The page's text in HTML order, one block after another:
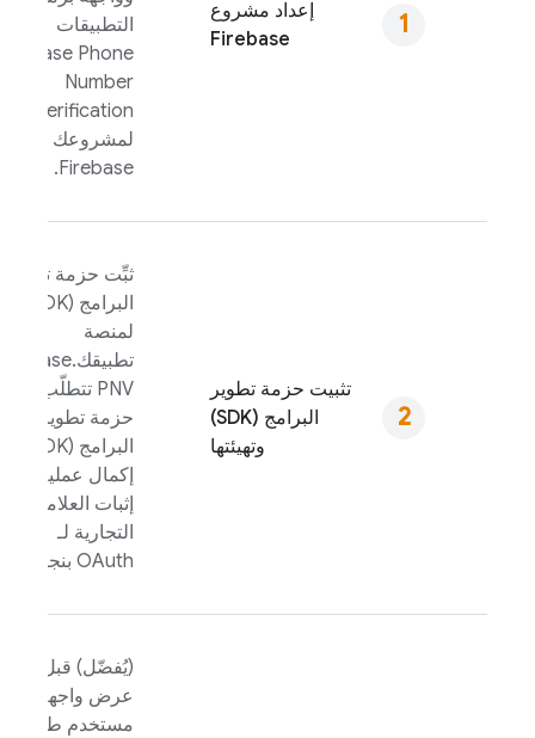
إعداد مشروع
Firebase
التطبيقات
Phone
Number
Verification
لمشروعك على
Firebase.
تثبيت حزمة تطوير
البرامج (SDK)
وتهيئتها
ثبِّت حزمة تطوير
لمنصة
تطبيقك.
PNV تتطلّب
حزمة تطوير
إكمال عملية
إثبات العلامة
التجارية لـ
OAuth بنجاح.
(يُفضّل) قبل
عرض واجهة
مستخدم طلب